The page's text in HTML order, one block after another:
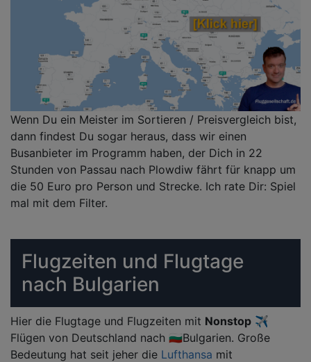
Wenn Du ein Meister im Sortieren / Preisvergleich bist,
dann findest Du sogar heraus, dass wir einen
Busanbieter im Programm haben, der Dich in 22
Stunden von Passau nach Plowdiw fährt für knapp um
die 50 Euro pro Person und Strecke. Ich rate Dir: Spiel
mal mit dem Filter.
Flugzeiten und Flugtage
nach Bulgarien
Hier die Flugtage und Flugzeiten mit Nonstop ✈️
Flügen von Deutschland nach 🇧🇬Bulgarien. Große
Bedeutung hat seit jeher die Lufthansa mit